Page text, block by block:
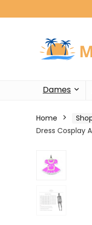
Dames
Home
Dress Cosplay